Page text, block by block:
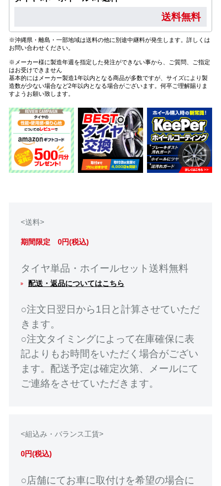
送料無料
※沖縄県・離島・一部地域は送料の他に別途中継料が発生します。詳しくは
お問い合わせください。
※メーカー様に製造年週を指定した発注ができない事から、ご質問、ご指定
はお受けできません
基本的にはメーカー製造1年以内となる商品が多数ですが、サイズにより製
造数が少ない場合など2年以内となる場合がございます。何卒ご理解賜りま
すようお願い致します。
<送料>
期間限定 0円(税込)
タイヤ単品・ホイールセット送料無料
配送・返品についてはこちら
○注文日翌日から1日と計算させていただ
きます。
○注文タイミングによって在庫確保に表
記よりもお時間をいただく場合がござい
ます。配送予定は確定次第、メールにて
ご連絡をさせていただきます。
<組込み・バランス工賃>
0円(税込)
○店舗にてお車に取付けを希望の場合に